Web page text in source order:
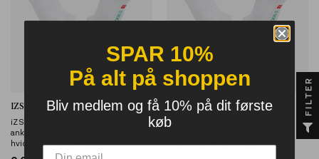
IZSOCK
iZ Sock 30pak bambus
ankelstrømper med blå prikker i
hvid ( NY SOMMERKOLLEKTION )
IZSOCK
iZ Sock 20pak bambus
hvid ( NY SOMMERKOLLEKTION )
FILTER
SPAR 10%
På alt på shoppen
Bliv medlem og få 10% på dit første
køb